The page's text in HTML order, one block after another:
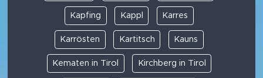
Kapfing Kappl Karres
Karrösten Kartitsch Kauns
Kematen in Tirol Kirchberg in Tirol